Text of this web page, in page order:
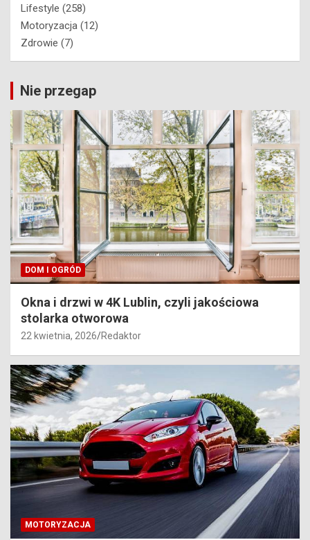
Lifestyle (258)
Motoryzacja (12)
Zdrowie (7)
Nie przegap
DOM I OGRÓD
Okna i drzwi w 4K Lublin, czyli jakościowa
stolarka otworowa
22 kwietnia, 2026 Redaktor
MOTORYZACJA